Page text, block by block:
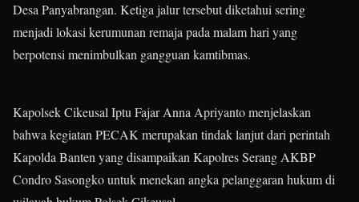
Desa Panyabrangan. Ketiga jalur tersebut diketahui sering
menjadi lokasi kerumunan remaja pada malam hari yang
berpotensi menimbulkan gangguan kamtibmas.
Kapolsek Cikeusal Iptu Fajar Anna Apriyanto menjelaskan
bahwa kegiatan PECAK merupakan tindak lanjut dari perintah
Kapolda Banten yang disampaikan Kapolres Serang AKBP
Condro Sasongko untuk menekan angka pelanggaran hukum di